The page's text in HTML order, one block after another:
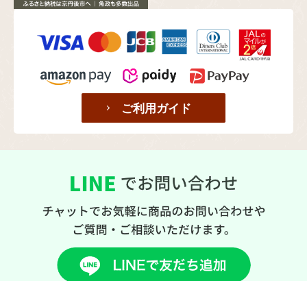
ご利用ガイド